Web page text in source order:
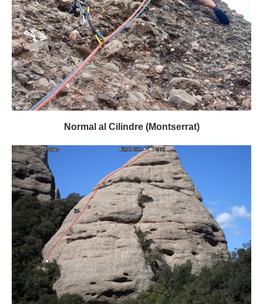
Normal al Cilindre (Montserrat)